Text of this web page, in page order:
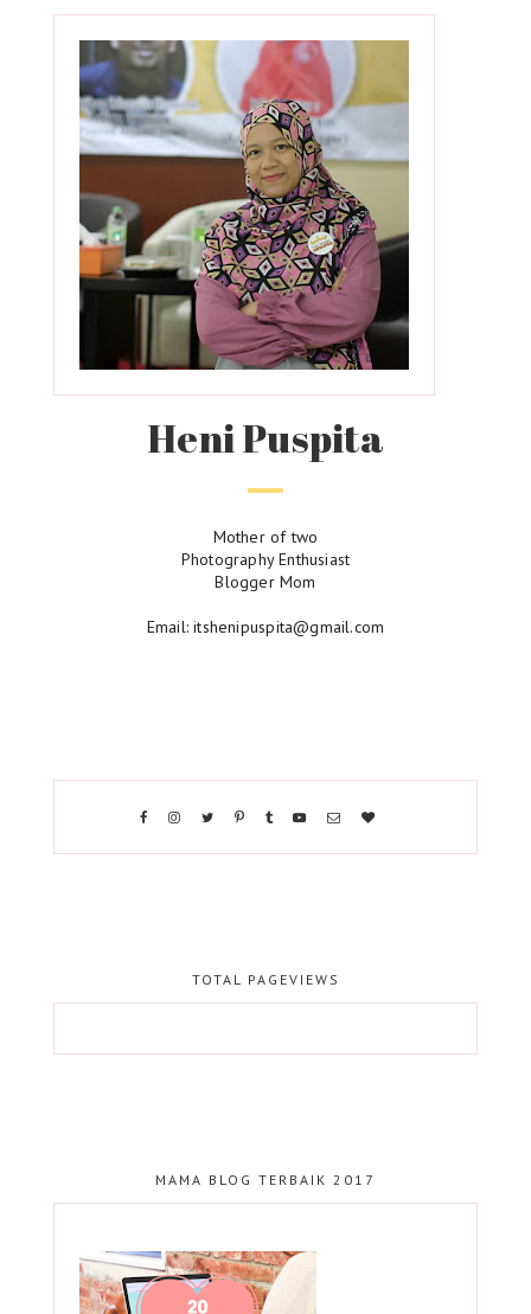
Heni Puspita
Mother of two
Photography Enthusiast
Blogger Mom
Email: itshenipuspita@gmail.com
TOTAL PAGEVIEWS
MAMA BLOG TERBAIK 2017